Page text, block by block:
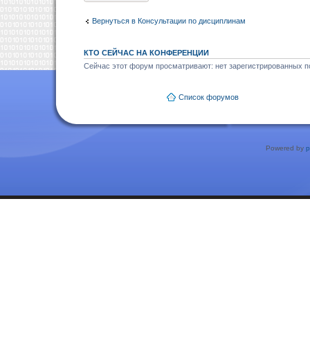
Вернуться в Консультации по дисциплинам
КТО СЕЙЧАС НА КОНФЕРЕНЦИИ
Сейчас этот форум просматривают: нет зарегистрированных
Список форумов
Powered by